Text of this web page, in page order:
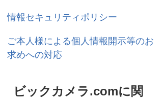
情報セキュリティポリシー
ご本人様による個人情報開示等のお
求めへの対応
ビックカメラ.comに関